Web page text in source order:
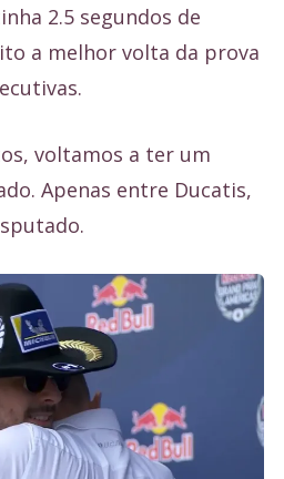
2.5 segundos de
a melhor volta da prova
voltamos a ter um
Apenas entre Ducatis,